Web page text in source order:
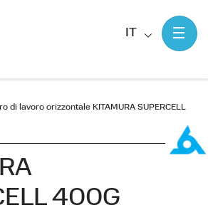
IT
di lavoro orizzontale KITAMURA SUPERCELL
400G